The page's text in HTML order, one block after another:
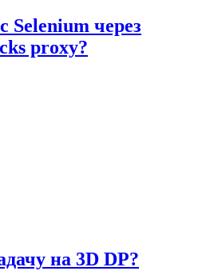
Selenium через
proxy?
на 3D DP?